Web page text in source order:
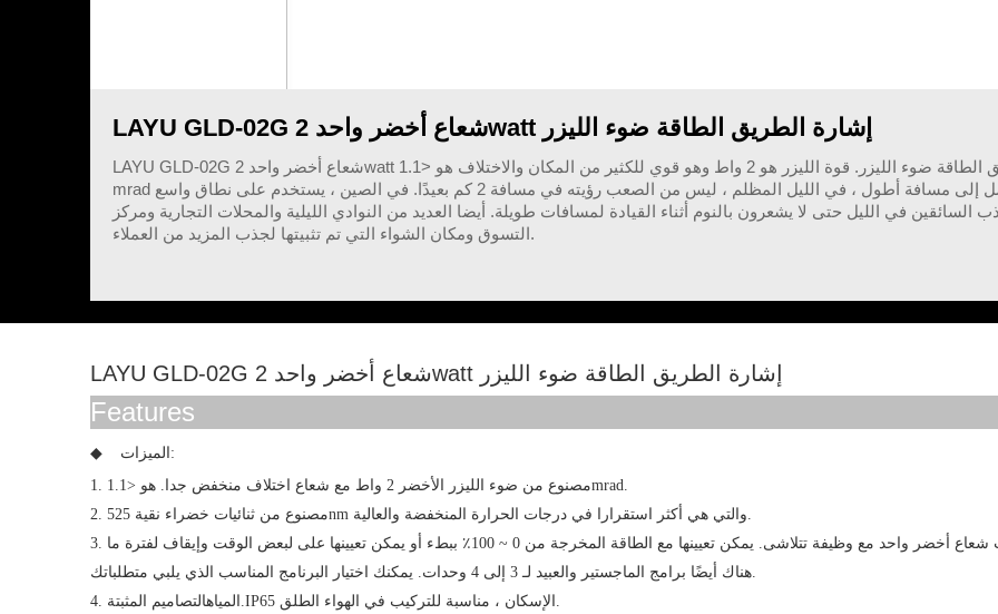
LAYU GLD-02G شعاع أخضر واحد 2watt إشارة الطريق الطاقة ضوء الليزر
LAYU GLD-02G شعاع أخضر واحد 2watt إشارة الطريق الطاقة ضوء الليزر. قوة الليزر هو 2 واط وهو قوي للكثير من المكان والاختلاف هو <1.1
mrad أنه يمكن أن تصل إلى مسافة أطول ، في الليل المظلم ، ليس من الصعب رؤيته في مسافة 2 كم بعيدًا. في الصين ، يستخدم على نطاق واسع
السائقين في الليل حتى لا يشعرون بالنوم أثناء القيادة لمسافات طويلة. أيضا العديد من النوادي الليلية والمحلات التجارية ومركز
التسوق ومكان الشواء التي تم تثبيتها لجذب المزيد من العملاء.
LAYU GLD-02G شعاع أخضر واحد 2watt إشارة الطريق الطاقة ضوء الليزر
Features
◆
الميزات:
1. مصنوع من ضوء الليزر الأخضر 2 واط مع شعاع اختلاف منخفض جدا. هو <1.1mrad.
2. مصنوع من ثنائيات خضراء نقية 525nm والتي هي أكثر استقرارا في درجات الحرارة المنخفضة والعالية.
3
هناك أيضًا برامج الماجستير والعبيد لـ 3 إلى 4 وحدات. يمكنك اختيار البرنامج المناسب الذي يلبي متطلباتك.
4. المياه التصاميم المثبتة.
IP65 الإسكان ، مناسبة للتركيب في الهواء الطلق.